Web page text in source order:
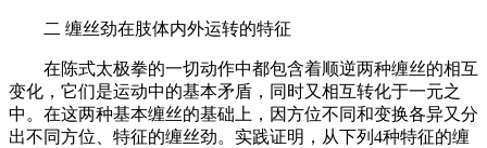
二 缠丝劲在肢体内外运转的特征
在陈式太极拳的一切动作中都包含着顺逆两种缠丝的相互
变化，它们是运动中的基本矛盾，同时又相互转化于一元之
中。在这两种基本缠丝的基础上，因方位不同和变换各异又分
出不同方位、特征的缠丝劲。实践证明，从下列4种特征的缠